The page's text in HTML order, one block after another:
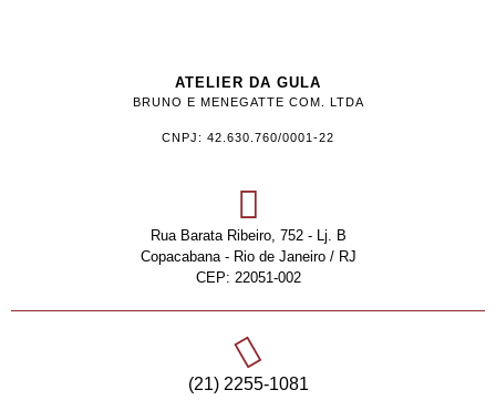
ATELIER DA GULA
BRUNO E MENEGATTE COM. LTDA
CNPJ: 42.630.760/0001-22
Rua Barata Ribeiro, 752 - Lj. B
Copacabana - Rio de Janeiro / RJ
CEP: 22051-002
(21) 2255-1081